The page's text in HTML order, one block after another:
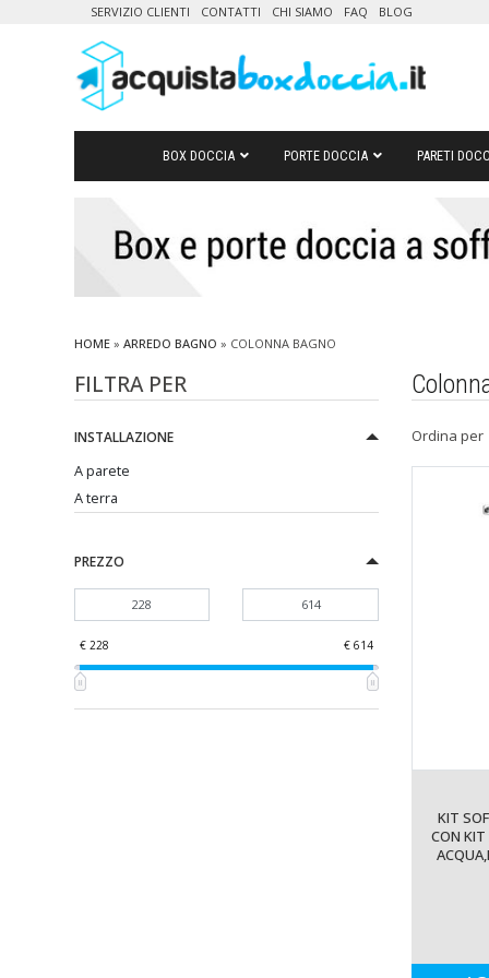
SERVIZIO CLIENTI CONTATTI CHI SIAMO FAQ BLOG
BOX DOCCIA PORTE DOCCIA PARETI
HOME» ARREDO BAGNO » COLONNA BAGNO
FILTRA PER
INSTALLAZIONE
A parete
A terra
PREZZO
€ 228 € 614
Ordina per
KIT
CON KIT